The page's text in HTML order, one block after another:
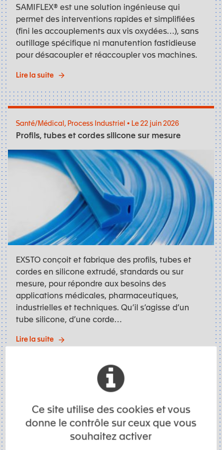
SAMIFLEX® est une solution ingénieuse qui
permet des interventions rapides et simplifiées
(fini les accouplements aux vis oxydées…), sans
outillage spécifique ni manutention fastidieuse
pour désacoupler et réaccoupler vos machines.
Lire la suite
Santé/Médical, Process Industriel • Le 22 juin 2026
Profils, tubes et cordes silicone sur mesure
EXSTO conçoit et fabrique des profils, tubes et
cordes en silicone extrudé, standards ou sur
mesure, pour répondre aux besoins des
applications médicales, pharmaceutiques,
industrielles et techniques. Qu’il s’agisse d’un
tube silicone, d’une corde…
Lire la suite
Santé/Médical, Process Industriel • Le 17 juin 2026
assurer l’étanchéité quand un joint classique ne
suffit plus
Ce site utilise des cookies et vous
donne le contrôle sur ceux que vous
souhaitez activer